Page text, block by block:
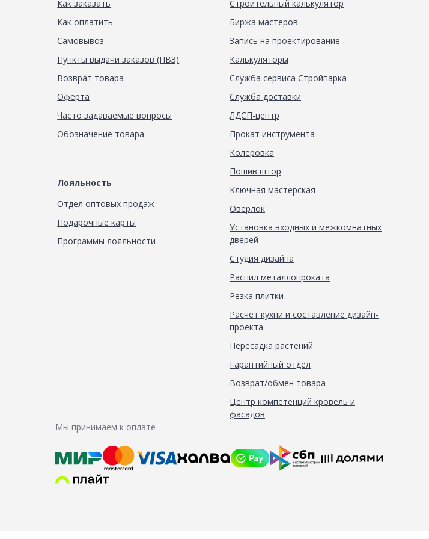
Как заказать
Как оплатить
Самовывоз
Пункты выдачи заказов (ПВЗ)
Возврат товара
Оферта
Часто задаваемые вопросы
Обозначение товара
Лояльность
Отдел оптовых продаж
Подарочные карты
Программы лояльности
Строительный калькулятор
Биржа мастеров
Запись на проектирование
Калькуляторы
Служба сервиса Стройпарка
Служба доставки
ЛДСП-центр
Прокат инструмента
Колеровка
Пошив штор
Ключная мастерская
Оверлок
Установка входных и межкомнатных
дверей
Студия дизайна
Распил металлопроката
Резка плитки
Расчёт кухни и составление дизайн-
проекта
Пересадка растений
Гарантийный отдел
Возврат/обмен товара
Центр компетенций кровель и
фасадов
Мы принимаем к оплате